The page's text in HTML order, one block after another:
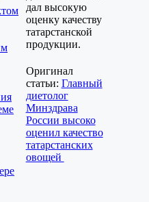
дал высокую
оценку качеству
татарстанской
продукции.
Оригинал
статьи: Главный
диетолог
Минздрава
России высоко
оценил качество
татарстанских
овощей